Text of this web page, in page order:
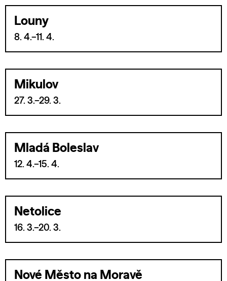
Louny
8. 4.–11. 4.
Mikulov
27. 3.–29. 3.
Mladá Boleslav
12. 4.–15. 4.
Netolice
16. 3.–20. 3.
Nové Město na Moravě